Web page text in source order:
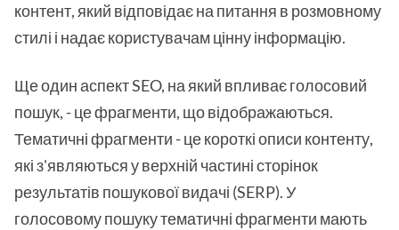
контент, який відповідає на питання в розмовному
стилі і надає користувачам цінну інформацію.
Ще один аспект SEO, на який впливає голосовий
пошук, - це фрагменти, що відображаються.
Тематичні фрагменти - це короткі описи контенту,
які з'являються у верхній частині сторінок
результатів пошукової видачі (SERP). У
голосовому пошуку тематичні фрагменти мають